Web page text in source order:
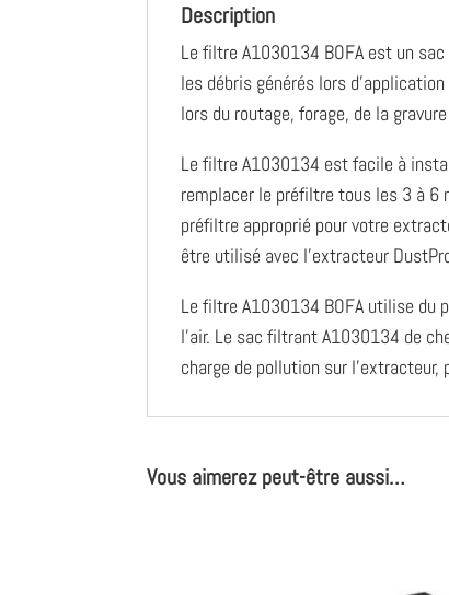
Description
Le filtre A1030134 BOFA est un
les débris générés lors
lors du routage, forage, de la
Le filtre A1030134 est facile à
remplacer le préfiltre tous les 3 à 6
préfiltre approprié pour votre
être utilisé avec l’extracteur
Le filtre A1030134 BOFA utilise du
l’air. Le sac filtrant A1030134 de
charge de pollution sur
Vous aimerez peut-être aussi…